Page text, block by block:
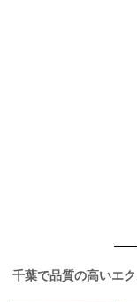
千葉で品質の高いエ